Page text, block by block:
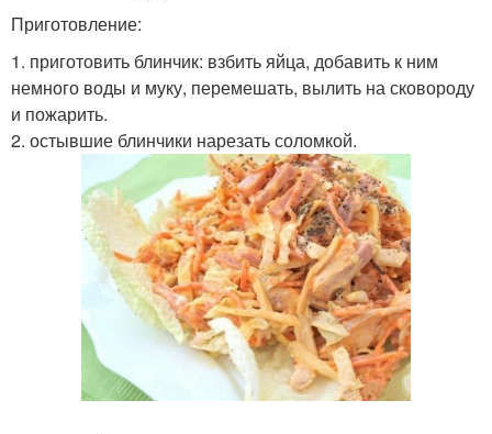
Приготовление:
1. приготовить блинчик: взбить яйца, добавить к ним
немного воды и муку, перемешать, вылить на сковороду
и пожарить.
2. остывшие блинчики нарезать соломкой.